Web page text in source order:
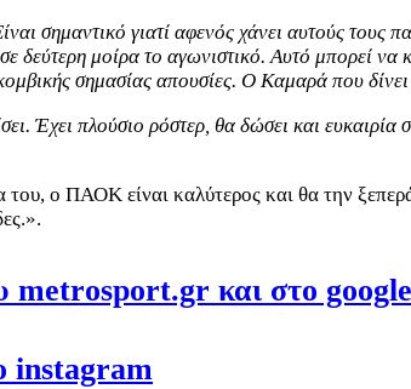
σημαντικό γιατί αφενός χάνει αυτούς τους
δεύτερη μοίρα το αγωνιστικό. Αυτό μπορεί
σημασίας απουσίες. Ο Καμαρά που
Έχει πλούσιο ρόστερ, θα δώσει και ευκαιρία
ο ΠΑΟΚ είναι καλύτερος και θα την
metrosport.gr και στο
instagram